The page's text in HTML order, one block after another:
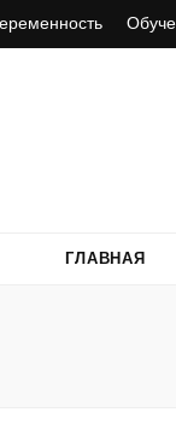
ГЛАВНАЯ